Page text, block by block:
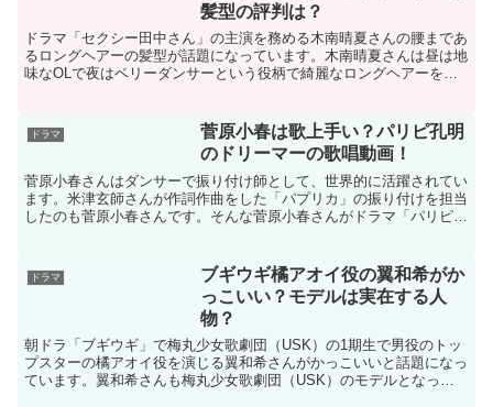
髪型の評判は？
ドラマ「セクシー田中さん」の主演を務める木南晴夏さんの腰まであ
るロングヘアーの髪型が話題になっています。木南晴夏さんは昼は地
味なOLで夜はベリーダンサーという役柄で綺麗なロングヘアーをな
ドラマ
菅原小春は歌上手い？パリピ孔明
のドリーマーの歌唱動画！
菅原小春さんはダンサーで振り付け師として、世界的に活躍されてい
ます。米津玄師さんが作詞作曲をした「パプリカ」の振り付けを担当
したのも菅原小春さんです。そんな菅原小春さんがドラマ「パリピ孔
ドラマ
ブギウギ橘アオイ役の翼和希がか
っこいい？モデルは実在する人
物？
朝ドラ「ブギウギ」で梅丸少女歌劇団（USK）の1期生で男役のトッ
プスターの橘アオイ役を演じる翼和希さんがかっこいいと話題になっ
ています。翼和希さんも梅丸少女歌劇団（USK）のモデルとなって